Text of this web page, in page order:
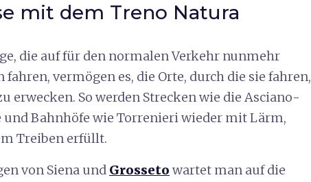
mit dem Treno Natura
die auf für den normalen Verkehr nunmehr
vermögen es, die Orte, durch die sie fahren,
erwecken. So werden Strecken wie die Asciano-
Bahnhöfe wie Torrenieri wieder mit Lärm,
Treiben erfüllt.
von Siena und Grosseto wartet man auf die